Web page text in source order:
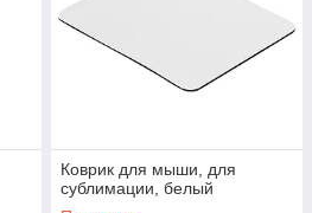
Коврик для мыши, для
сублимации, белый